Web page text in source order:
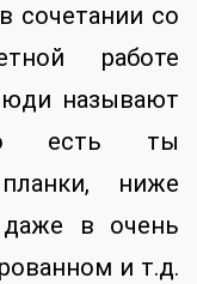
сочетании со
работе
называют
То есть ты
ниже
даже в очень
и т.д.